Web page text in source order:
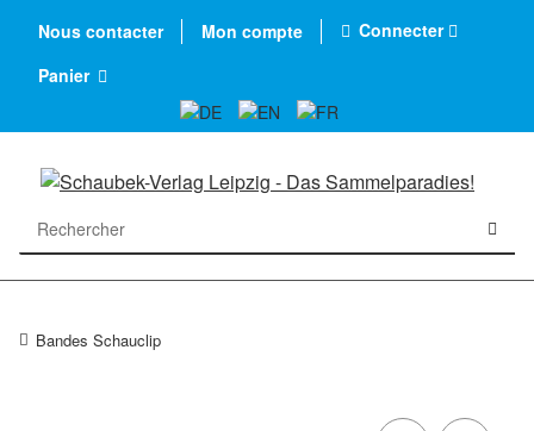
Nous contacter Mon compte
Connecter
Panier
Bandes Schauclip